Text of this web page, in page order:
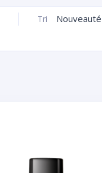
Tri Nouveauté